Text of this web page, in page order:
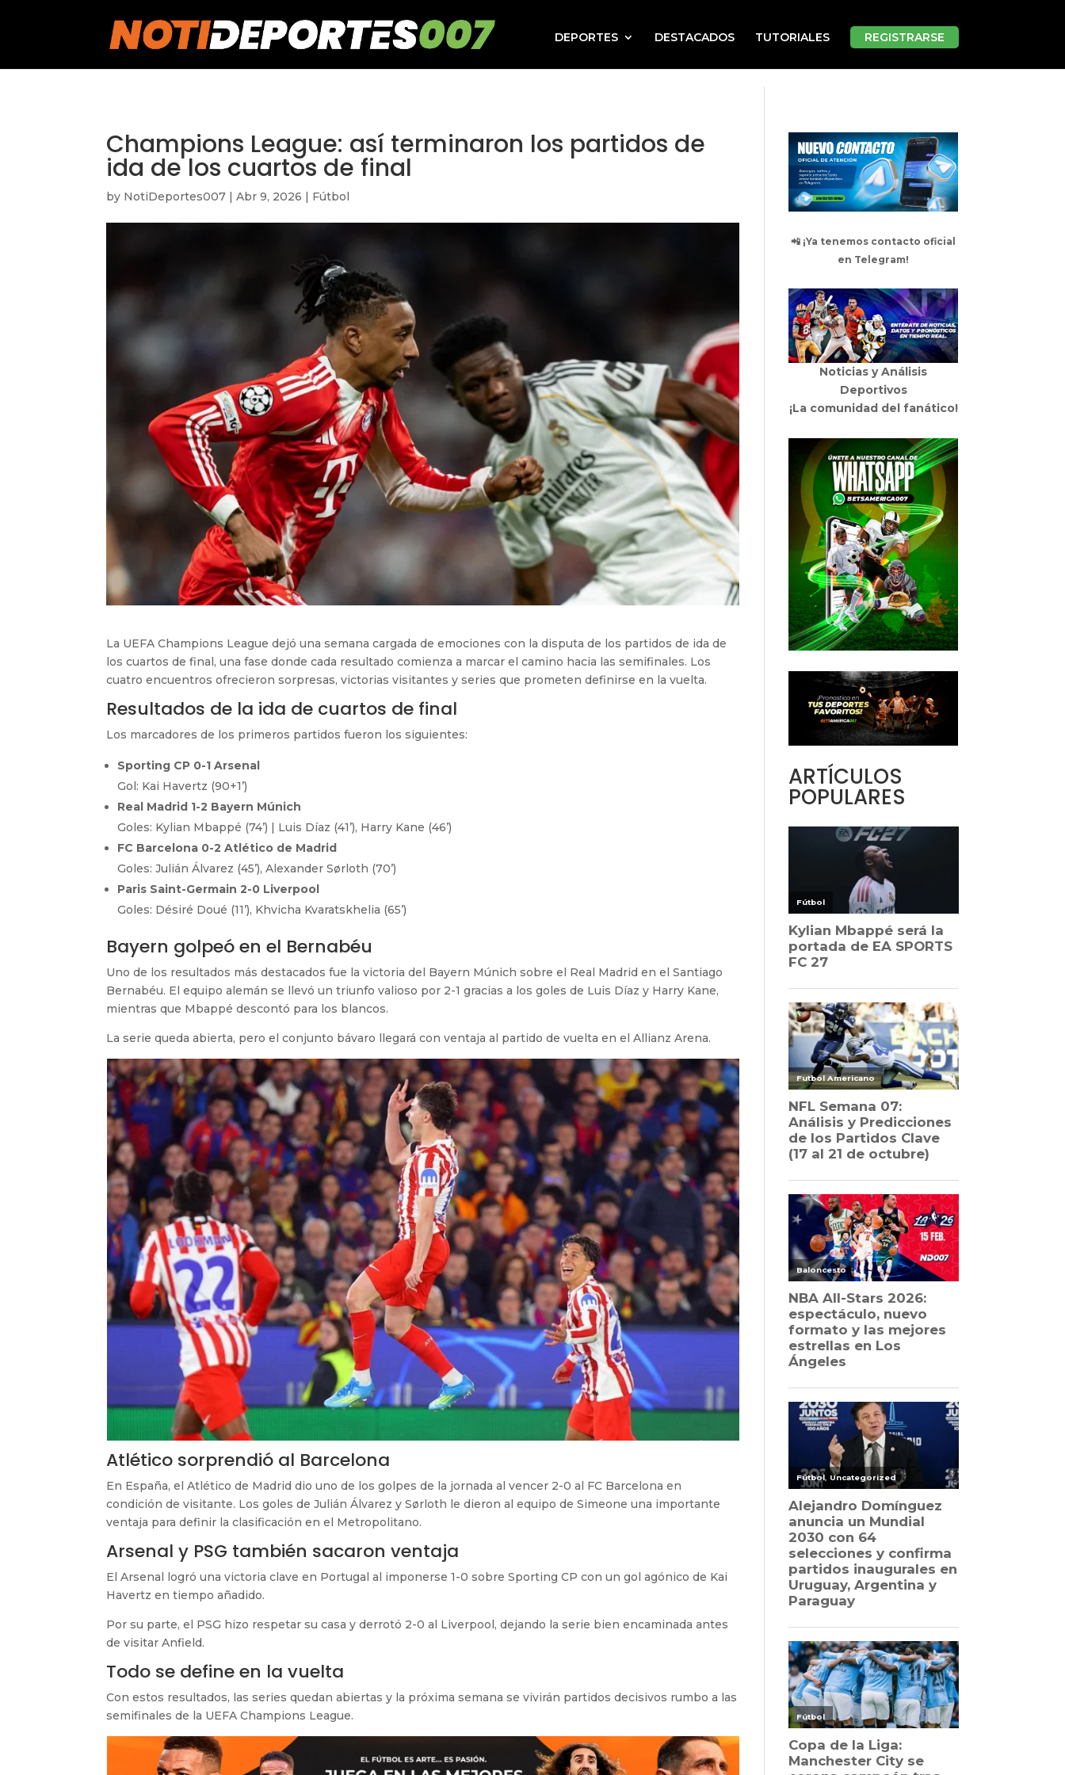
DEPORTES
DESTACADOS TUTORIALES REGISTRARSE
Champions League: así terminaron los partidos de
ida de los cuartos de final
by NotiDeportes007 |Abr 9, 2026 | Fútbol
La UEFA Champions League dejó una semana cargada de emociones con la disputa de los partidos de ida de
los cuartos de final, una fase donde cada resultado comienza a marcar el camino hacia las semifinales. Los
cuatro encuentros ofrecieron sorpresas, victorias visitantes y series que prometen definirse en la vuelta.
Resultados de la ida de cuartos de final
Los marcadores de los primeros partidos fueron los siguientes:
Sporting CP 0-1 Arsenal
Gol: Kai Havertz (90+1’)
Real Madrid 1-2 Bayern Múnich
Goles: Kylian Mbappé (74’) | Luis Díaz (41’), Harry Kane (46’)
FC Barcelona 0-2 Atlético de Madrid
Goles: Julián Álvarez (45’), Alexander Sørloth (70’)
Paris Saint-Germain 2-0 Liverpool
Goles: Désiré Doué (11’), Khvicha Kvaratskhelia (65’)
Bayern golpeó en el Bernabéu
Uno de los resultados más destacados fue la victoria del Bayern Múnich sobre el Real Madrid en el Santiago
Bernabéu. El equipo alemán se llevó un triunfo valioso por 2-1 gracias a los goles de Luis Díaz y Harry Kane,
mientras que Mbappé descontó para los blancos.
La serie queda abierta, pero el conjunto bávaro llegará con ventaja al partido de vuelta en el Allianz Arena.
Atlético sorprendió al Barcelona
En España, el Atlético de Madrid dio uno de los golpes de la jornada al vencer 2-0 al FC Barcelona en
condición de visitante. Los goles de Julián Álvarez y Sørloth le dieron al equipo de Simeone una importante
ventaja para definir la clasificación en el Metropolitano.
Arsenal y PSG también sacaron ventaja
El Arsenal logró una victoria clave en Portugal al imponerse 1-0 sobre Sporting CP con un gol agónico de Kai
Havertz en tiempo añadido.
Por su parte, el PSG hizo respetar su casa y derrotó 2-0 al Liverpool, dejando la serie bien encaminada antes
de visitar Anfield.
Todo se define en la vuelta
Con estos resultados, las series quedan abiertas y la próxima semana se vivirán partidos decisivos rumbo a las
semifinales de la UEFA Champions League.
📲 ¡Ya tenemos contacto oficial
en Telegram!
Noticias y Análisis
Deportivos
¡La comunidad del fanático!
ARTÍCULOS
POPULARES